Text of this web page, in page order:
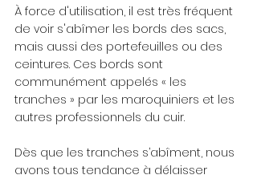
À force d'utilisation, il est très fréquent
de voir s'abîmer les bords des sacs,
mais aussi des portefeuilles ou des
ceintures. Ces bords sont
communément appelés « les
tranches » par les maroquiniers et les
autres professionnels du cuir.
Dès que les tranches s’abîment, nous
avons tous tendance à délaisser